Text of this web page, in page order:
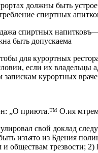
должны быть
спиртных
спиртных
быть допускаема
для курортных
если их владельцы
запискам курортных
„О приюта.™ О.ия
свой доклад
изъято из Бдения
и обществам трезвости;